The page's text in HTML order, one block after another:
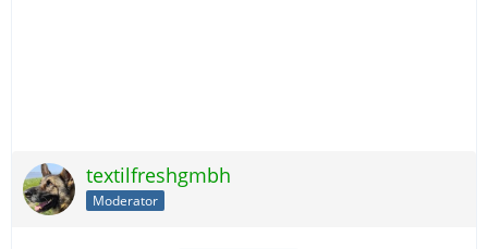
textilfreshgmbh
Moderator